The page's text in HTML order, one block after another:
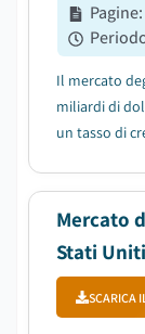
Pagine:
Il mercato
miliardi di
un tasso di
Mercato
Stati Uniti
SCARICA